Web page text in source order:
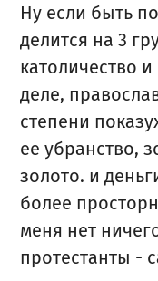
Ну если быть
делится на 3
католичество
деле,
степени
ее убранство,
золото. и
более
меня нет
протестанты -